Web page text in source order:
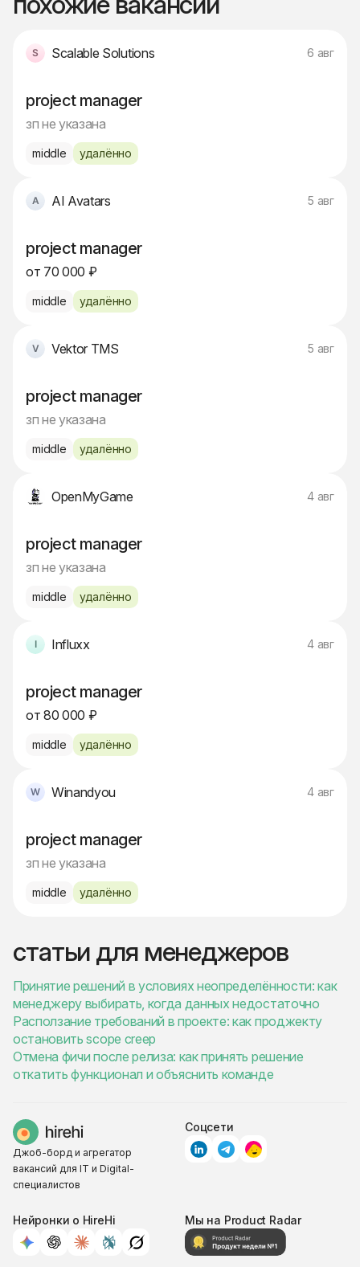
Scalable Solutions 6 авг
project manager
зп не указана
middle удалённо
AI Avatars 5 авг
project manager
от 70 000 ₽
middle удалённо
Vektor TMS 5 авг
project manager
зп не указана
middle удалённо
OpenMyGame 4 авг
project manager
зп не указана
middle удалённо
Influxx 4 авг
project manager
от 80 000 ₽
middle удалённо
Winandyou 4 авг
project manager
зп не указана
middle удалённо
статьи для менеджеров
Принятие решений в условиях неопределённости: как
менеджеру выбирать, когда данных недостаточно
Расползание требований в проекте: как проджекту
остановить scope creep
Отмена фичи после релиза: как принять решение
откатить функционал и объяснить команде
Джоб-борд и агрегатор
вакансий для IT и Digital-
специалистов
Соцсети
Нейронки о HireHi Мы на Product Radar